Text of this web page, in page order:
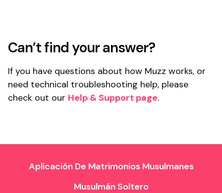
Can’t find your answer?
If you have questions about how Muzz works, or
need technical troubleshooting help, please
check out our Help & Support page.
Aplicación De Matrimonios Musulmanes
Musulmán Soltero